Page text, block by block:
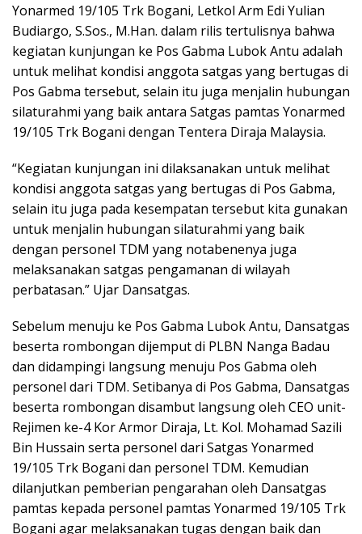
Yonarmed 19/105 Trk Bogani, Letkol Arm Edi Yulian
Budiargo, S.Sos., M.Han. dalam rilis tertulisnya bahwa
kegiatan kunjungan ke Pos Gabma Lubok Antu adalah
untuk melihat kondisi anggota satgas yang bertugas di
Pos Gabma tersebut, selain itu juga menjalin hubungan
silaturahmi yang baik antara Satgas pamtas Yonarmed
19/105 Trk Bogani dengan Tentera Diraja Malaysia.
“Kegiatan kunjungan ini dilaksanakan untuk melihat
kondisi anggota satgas yang bertugas di Pos Gabma,
selain itu juga pada kesempatan tersebut kita gunakan
untuk menjalin hubungan silaturahmi yang baik
dengan personel TDM yang notabenenya juga
melaksanakan satgas pengamanan di wilayah
perbatasan.” Ujar Dansatgas.
Sebelum menuju ke Pos Gabma Lubok Antu, Dansatgas
beserta rombongan dijemput di PLBN Nanga Badau
dan didampingi langsung menuju Pos Gabma oleh
personel dari TDM. Setibanya di Pos Gabma, Dansatgas
beserta rombongan disambut langsung oleh CEO unit-
Rejimen ke-4 Kor Armor Diraja, Lt. Kol. Mohamad Sazili
Bin Hussain serta personel dari Satgas Yonarmed
19/105 Trk Bogani dan personel TDM. Kemudian
dilanjutkan pemberian pengarahan oleh Dansatgas
pamtas kepada personel pamtas Yonarmed 19/105 Trk
Bogani agar melaksanakan tugas dengan baik dan